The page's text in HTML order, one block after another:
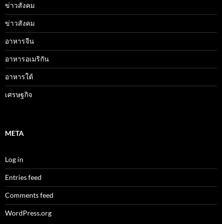
ข่าวสังคม
ข่าวสังคม
อาหารจีน
อาหารอเมริกัน
อาหารใต้
เศรษฐกิจ
META
Log in
Entries feed
Comments feed
WordPress.org